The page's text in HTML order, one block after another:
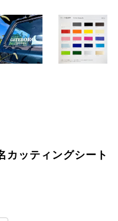
カッティングシート